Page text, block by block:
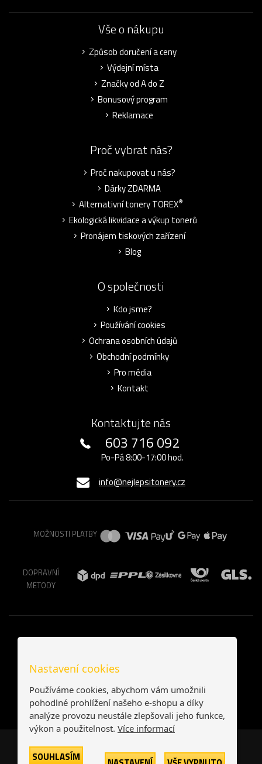
Vše o nákupu
Způsob doručení a ceny
Výdejní místa
Značky od A do Z
Bonusový program
Reklamace
Proč vybrat nás?
Proč nakupovat u nás?
Dárky ZDARMA
Alternativní tonery TOREX®
Ekologická likvidace a výkup tonerů
Pronájem tiskových zařízení
Blog
O společnosti
Kdo jsme?
Používání cookies
Ochrana osobních údajů
Obchodní podmínky
Pro média
Kontakt
Kontaktujte nás
603 716 092
Po-Pá 8:00-17:00 hod.
info@nejlepsitonery.cz
MOŽNOSTI PLATBY
DOPRAVNÍ
METODY
Česká republika Slovensko
Nastavení cookies
Používáme cookies, abychom vám umožnili
pohodlné prohlížení našeho e-shopu a díky
analýze provozu neustále zlepšovali jeho funkce,
výkon a použitelnost. Více informací
SOUHLASÍM